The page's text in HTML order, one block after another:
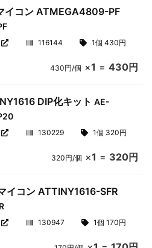
イコン ATMEGA4809-PF
116144 1個 430円
430円/個 ×1 = 430円
DIP化キットAE-
130229 1個 320円
320円/個 ×1 = 320円
イコン ATTINY1616-SFR
130947 1個 170円